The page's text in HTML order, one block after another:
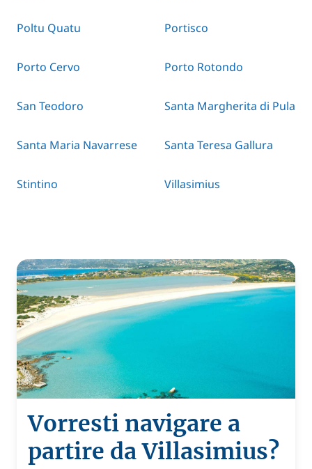
Poltu Quatu Portisco
Porto Cervo Porto Rotondo
San Teodoro Santa Margherita di Pula
Santa Maria Navarrese Santa Teresa Gallura
Stintino Villasimius
Vorresti navigare a
partire da Villasimius?